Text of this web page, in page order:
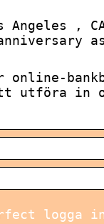
,
online-
utföra in
logga